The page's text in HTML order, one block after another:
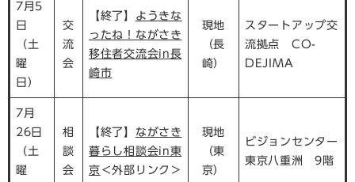
7月5
日
（土
曜
日）
交
流
会
【終了】 ようきな
ったね！ながさき
移住者交流会in長
崎市
現地
（長
崎）
スタートアップ交
流拠点 CO-
DEJIMA
7月
26日
（土
曜
相
談
会
【終了】 ながさき
暮らし相談会in東
京 ＜外部リンク＞
現地
（東
京）
ビジョンセンター
東京八重洲 9階